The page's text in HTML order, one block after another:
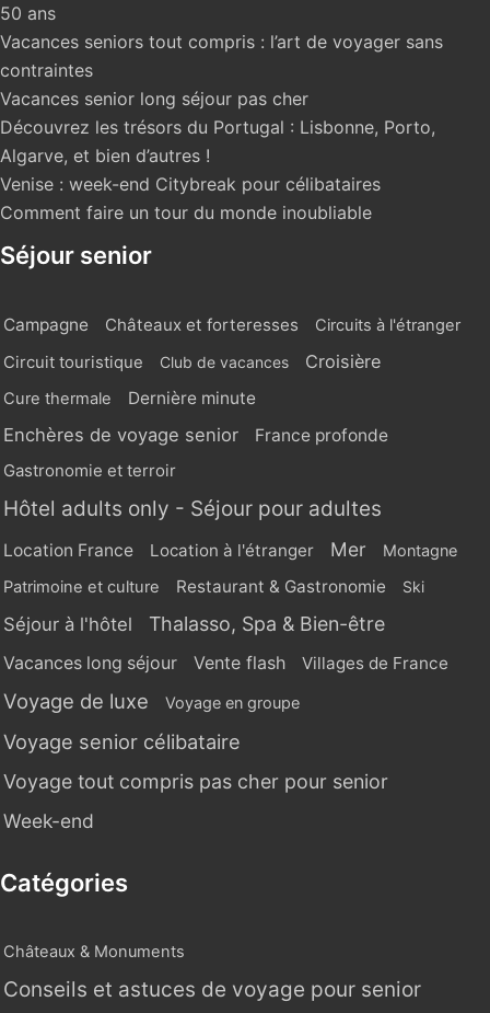
50 ans
Vacances seniors tout compris : l’art de voyager sans
contraintes
Vacances senior long séjour pas cher
Découvrez les trésors du Portugal : Lisbonne, Porto,
Algarve, et bien d’autres !
Venise : week-end Citybreak pour célibataires
Comment faire un tour du monde inoubliable
Séjour senior
Campagne Châteaux et forteresses
Circuits à l'étranger
Circuit touristique
Club de vacances Croisière
Cure thermale Dernière minute
Enchères de voyage senior
France profonde
Gastronomie et terroir
Hôtel adults only - Séjour pour adultes
Location France Location à l'étranger Mer Montagne
Patrimoine et culture Restaurant & Gastronomie Ski
Séjour à l'hôtel Thalasso, Spa & Bien-être
Vacances long séjour Vente flash Villages de France
Voyage de luxe Voyage en groupe
Voyage senior célibataire
Voyage tout compris pas cher pour senior
Week-end
Catégories
Châteaux & Monuments
Conseils et astuces de voyage pour senior